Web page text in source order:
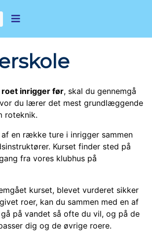
roet inrigger før, skal du gennemgå
du lærer det mest grundlæggende
roteknik.
en række ture i inrigger sammen
Kurset finder sted på
fra vores klubhus på
kurset, blevet vurderet sikker
roer, kan du sammen med en af
gå på vandet så ofte du vil, og på de
dig og de øvrige roere.